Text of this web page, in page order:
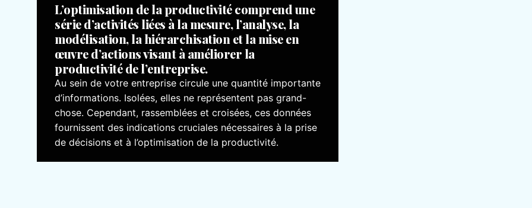
L’optimisation de la productivité comprend une
série d’activités liées à la mesure, l’analyse, la
modélisation, la hiérarchisation et la mise en
œuvre d’actions visant à améliorer la
productivité de l’entreprise.
Au sein de votre entreprise circule une quantité importante
d’informations. Isolées, elles ne représentent pas grand-
chose. Cependant, rassemblées et croisées, ces données
fournissent des indications cruciales nécessaires à la prise
de décisions et à l’optimisation de la productivité.